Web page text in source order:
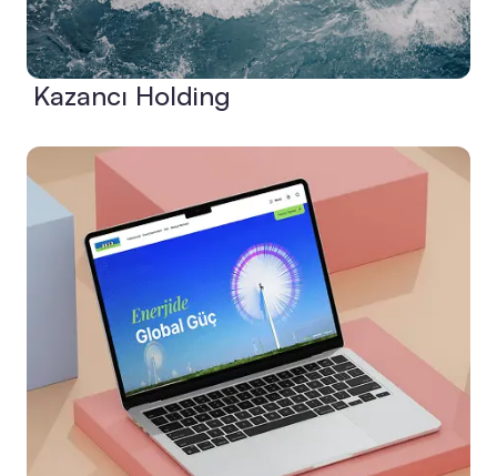
Kazancı Holding